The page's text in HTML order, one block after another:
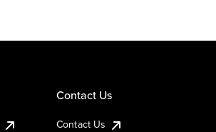
Contact Us
Contact Us